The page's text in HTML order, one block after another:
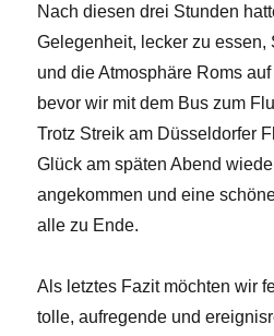
Nach diesen drei Stunden
Gelegenheit, lecker zu essen,
und die Atmosphäre Roms
bevor wir mit dem Bus zum
Trotz Streik am Düsseldorfer
Glück am späten Abend
angekommen und eine
alle zu Ende.
Als letztes Fazit möchten wir
tolle, aufregende und